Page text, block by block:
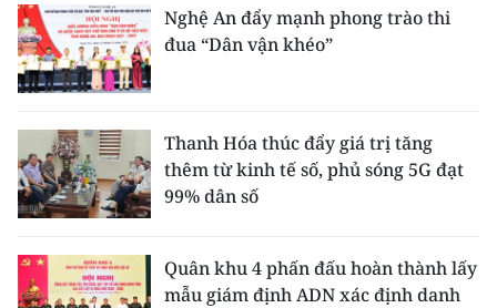
Nghệ An đẩy mạnh phong trào thi
đua “Dân vận khéo”
Thanh Hóa thúc đẩy giá trị tăng
thêm từ kinh tế số, phủ sóng 5G đạt
99% dân số
Quân khu 4 phấn đấu hoàn thành lấy
mẫu giám định ADN xác định danh